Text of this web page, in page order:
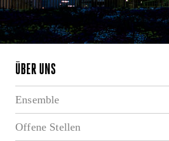
ÜBER UNS
Ensemble
Offene Stellen